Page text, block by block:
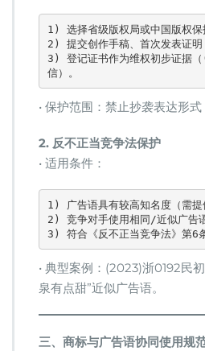
1) 选择省级版权局或中国版权
2) 提交创作手稿、首次发表证
3) 登记证书作为维权初步证据
信）。
• 保护范围：禁止抄袭表达形式
​2. 反不正当竞争法保护​
• 适用条件：
1) 广告语具有较高知名度（需提
2) 竞争对手使用相同/近似广告
3) 符合《反不正当竞争法》第6
• 典型案例：(2023)浙0192民
泉有点甜”近似广告语。
三、商标与广告语协同使用规